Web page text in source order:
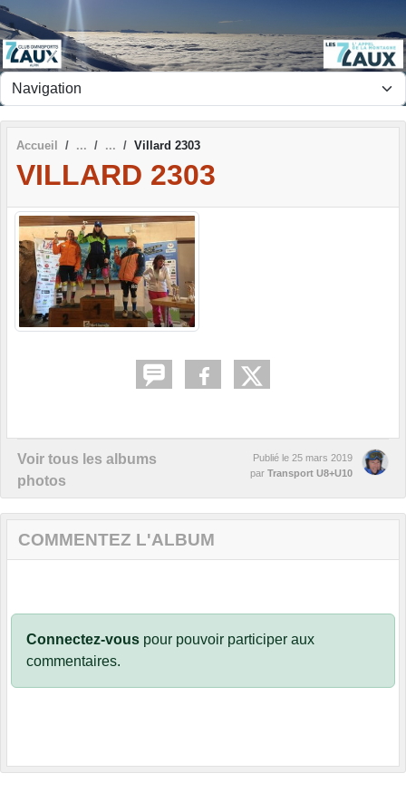
Accueil Villard 2303
VILLARD 2303
Voir tous les albums
photos
Publié le 25 mars 2019
par Transport U8+U10
COMMENTEZ L'ALBUM
Connectez-vous pour pouvoir participer aux
commentaires.
Panneau de gestion des cookies